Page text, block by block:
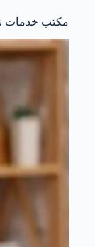
مكتب خدمات